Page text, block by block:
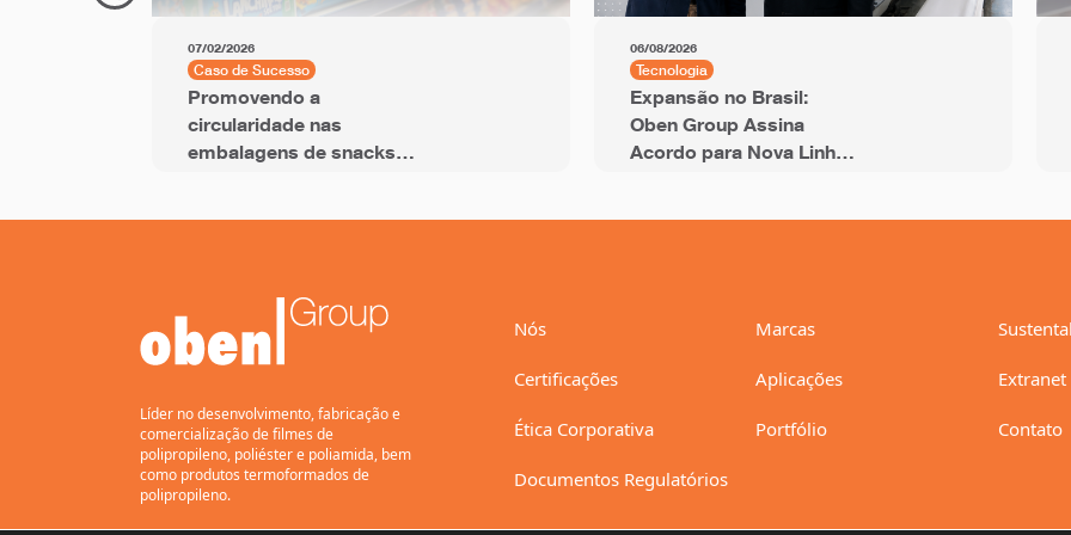
07/02/2026
Caso de Sucesso
Promovendo a
circularidade nas
embalagens de snacks
06/08/2026
Tecnologia
Expansão no Brasil:
Oben Group Assina
Acordo para Nova Linha
Líder no desenvolvimento, fabricação e
comercialização de filmes de
polipropileno, poliéster e poliamida, bem
como produtos termoformados de
polipropileno.
Nós
Certificações
Ética Corporativa
Documentos Regulatórios
Marcas
Aplicações
Portfólio Contato